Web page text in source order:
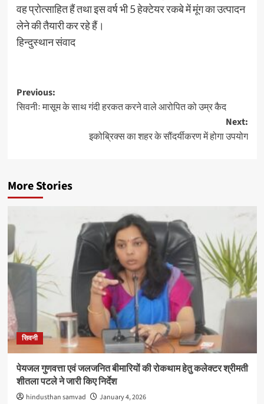
वह प्रोत्साहित हैं तथा इस वर्ष भी 5 हेक्टेयर रकबे में मूंग का उत्पादन
लेने की तैयारी कर रहे हैं।
हिन्दुस्थान संवाद
Post
navigation
Previous:
सिवनीः मासूम के साथ गंदी हरकत करने वाले आरोपित को उम्र कैद
Next:
इकोब्रिक्स का शहर के सौंदर्यीकरण में होगा उपयोग
More Stories
सिवनी
पेयजल गुणवत्ता एवं जलजनित बीमारियों की रोकथाम हेतु कलेक्टर श्रीमती
शीतला पटले ने जारी किए निर्देश
hindusthan samvad January 4, 2026